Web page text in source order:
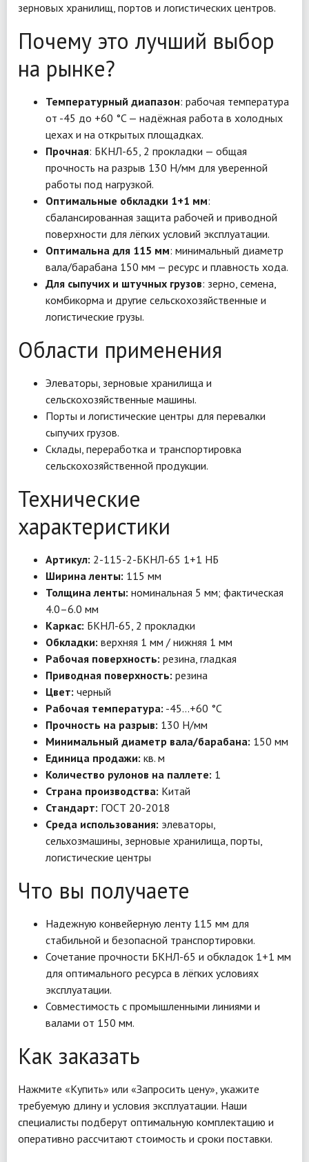
зерновых хранилищ, портов и логистических центров.
Почему это лучший выбор
на рынке?
Температурный диапазон: рабочая температура
от -45 до +60 °C — надёжная работа в холодных
цехах и на открытых площадках.
Прочная: БКНЛ-65, 2 прокладки — общая
прочность на разрыв 130 Н/мм для уверенной
работы под нагрузкой.
Оптимальные обкладки 1+1 мм:
сбалансированная защита рабочей и приводной
поверхности для лёгких условий эксплуатации.
Оптимальна для 115 мм: минимальный диаметр
вала/барабана 150 мм — ресурс и плавность хода.
Для сыпучих и штучных грузов: зерно, семена,
комбикорма и другие сельскохозяйственные и
логистические грузы.
Области применения
Элеваторы, зерновые хранилища и
сельскохозяйственные машины.
Порты и логистические центры для перевалки
сыпучих грузов.
Склады, переработка и транспортировка
сельскохозяйственной продукции.
Технические
характеристики
Артикул: 2-115-2-БКНЛ-65 1+1 НБ
Ширина ленты: 115 мм
Толщина ленты: номинальная 5 мм; фактическая
4.0–6.0 мм
Каркас: БКНЛ-65, 2 прокладки
Обкладки: верхняя 1 мм / нижняя 1 мм
Рабочая поверхность: резина, гладкая
Приводная поверхность: резина
Цвет: черный
Рабочая температура: -45…+60 °C
Прочность на разрыв: 130 Н/мм
Минимальный диаметр вала/барабана: 150 мм
Единица продажи: кв. м
Количество рулонов на паллете: 1
Страна производства: Китай
Стандарт: ГОСТ 20-2018
Среда использования: элеваторы,
сельхозмашины, зерновые хранилища, порты,
логистические центры
Что вы получаете
Надежную конвейерную ленту 115 мм для
стабильной и безопасной транспортировки.
Сочетание прочности БКНЛ-65 и обкладок 1+1 мм
для оптимального ресурса в лёгких условиях
эксплуатации.
Совместимость с промышленными линиями и
валами от 150 мм.
Как заказать
Нажмите «Купить» или «Запросить цену», укажите
требуемую длину и условия эксплуатации. Наши
специалисты подберут оптимальную комплектацию и
оперативно рассчитают стоимость и сроки поставки.